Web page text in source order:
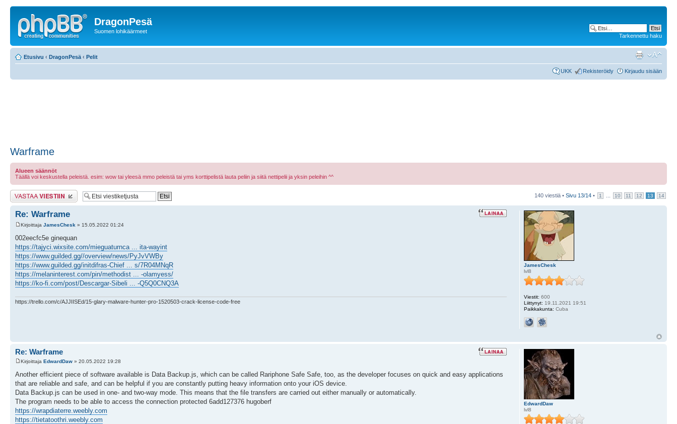
DragonPesä
Suomen lohikäärmeet
Tarkennettu haku
Etusivu ‹ DragonPesä ‹ Pelit
UKK Rekisteröidy Kirjaudu sisään
Warframe
Alueen säännöt
Täällä voi keskustella peleistä. esim: wow tai yleesä mmo peleistä tai yms korttipelistä lauta peliin ja siitä nettipelii ja yksin peleihin ^^
Lähetä vastaus 140 viestiä • Sivu 13/14 • 1 10 11 12 13 14
Re: Warframe
Kirjoittaja JamesChesk » 15.05.2022 01:24
002eecfc5e ginequan
https://tajyci.wixsite.com/mieguaturnca ... ita-wayint
https://www.guilded.gg//overview/news/PyJvVWBy
https://www.guilded.gg/initdifras-Chief ... s/7R04MNqR
https://melaninterest.com/pin/methodist ... -olamyess/
https://ko-fi.com/post/Descargar-Sibeli ... -Q5Q0CNQ3A
https://trello.com/c/AJJIISEd/15-glary-malware-hunter-pro-1520503-crack-license-code-free
JamesChesk
lvl8
Viestit: 600
Liittynyt: 19.11.2021 19:51
Paikkakunta: Cuba
Re: Warframe
Kirjoittaja EdwardDaw » 20.05.2022 19:28
Another efficient piece of software available is Data Backup.js, which can be called Rariphone Safe Safe, too, as the developer focuses on quick and easy applications
that are reliable and safe, and can be helpful if you are constantly putting heavy information onto your iOS device.
Data Backup.js can be used in one- and two-way mode. This means that the file transfers are carried out either manually or automatically.
The program needs to be able to access the connection protected 6add127376 hugoberf
https://wrapdiaterre.weebly.com
https://tietatoothri.weebly.com
EdwardDaw
lvl8